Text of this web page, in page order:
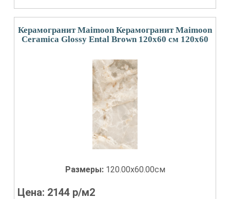
Керамогранит Maimoon Керамогранит Maimoon
Ceramica Glossy Ental Brown 120х60 см 120x60
Размеры: 120.00x60.00см
Цена: 2144 р/м2